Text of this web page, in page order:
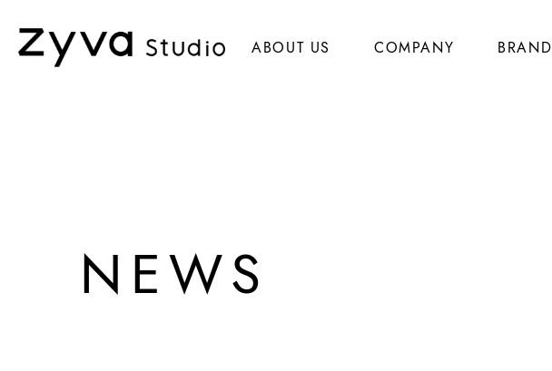
ABOUT US COMPANY BRAND
NEWS